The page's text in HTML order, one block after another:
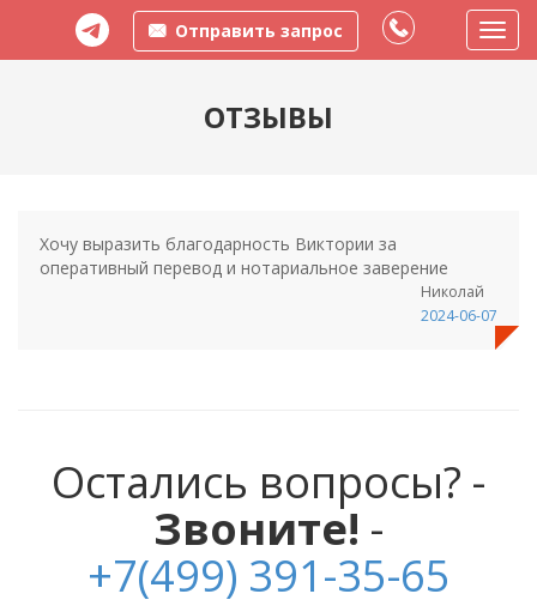
Отправить запрос
меню
ОТЗЫВЫ
Хочу выразить благодарность Виктории за
оперативный перевод и нотариальное заверение
Николай
2024-06-07
Остались вопросы? -
Звоните! -
+7(499) 391-35-65